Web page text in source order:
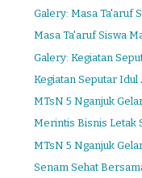
Galery: Masa Ta'aruf
Masa Ta'aruf Siswa
Galery: Kegiatan
Kegiatan Seputar Idul
MTsN 5 Nganjuk
Merintis Bisnis Letak
MTsN 5 Nganjuk
Senam Sehat